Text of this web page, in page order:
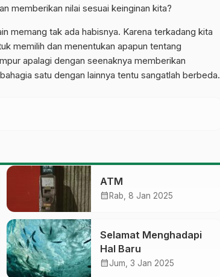
memberikan nilai sesuai keinginan kita?
memang tak ada habisnya. Karena terkadang kita
memilih dan menentukan apapun tentang
apalagi dengan seenaknya memberikan
satu dengan lainnya tentu sangatlah berbeda.
ATM
calendar_month Rab, 8 Jan 2025
Selamat Menghadapi
Hal Baru
calendar_monthJum, 3 Jan 2025